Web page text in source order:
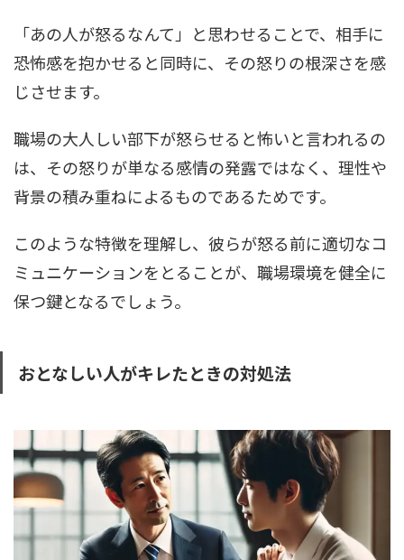
「あの人が怒るなんて」と思わせることで、相手に
恐怖感を抱かせると同時に、その怒りの根深さを感
じさせます。
職場の大人しい部下が怒らせると怖いと言われるの
は、その怒りが単なる感情の発露ではなく、理性や
背景の積み重ねによるものであるためです。
このような特徴を理解し、彼らが怒る前に適切なコ
ミュニケーションをとることが、職場環境を健全に
保つ鍵となるでしょう。
おとなしい人がキレたときの対処法